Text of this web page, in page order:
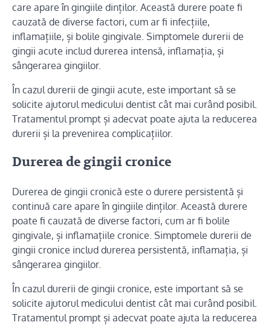
care apare în gingiile dinților. Această durere poate fi
cauzată de diverse factori, cum ar fi infecțiile,
inflamațiile, și bolile gingivale. Simptomele durerii de
gingii acute includ durerea intensă, inflamația, și
sângerarea gingiilor.
În cazul durerii de gingii acute, este important să se
solicite ajutorul medicului dentist cât mai curând posibil.
Tratamentul prompt și adecvat poate ajuta la reducerea
durerii și la prevenirea complicațiilor.
Durerea de gingii cronice
Durerea de gingii cronică este o durere persistentă și
continuă care apare în gingiile dinților. Această durere
poate fi cauzată de diverse factori, cum ar fi bolile
gingivale, și inflamațiile cronice. Simptomele durerii de
gingii cronice includ durerea persistentă, inflamația, și
sângerarea gingiilor.
În cazul durerii de gingii cronice, este important să se
solicite ajutorul medicului dentist cât mai curând posibil.
Tratamentul prompt și adecvat poate ajuta la reducerea